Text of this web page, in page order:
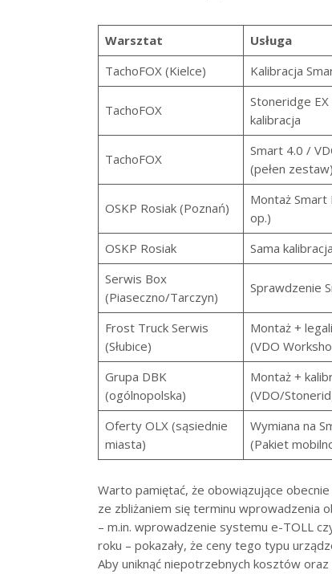
Warsztat Usługa
TachoFOX (Kielce)
Kalibracja
TachoFOX
Stoneridge EX
kalibracja
TachoFOX
Smart 4.0 /
(pełen zestaw)
OSKP Rosiak (Poznań)
Montaż Smart
op.)
OSKP Rosiak Sama
Serwis Box
(Piaseczno/Tarczyn)
Sprawdzenie
Frost Truck Serwis
(Słubice)
Montaż +
(VDO
Grupa DBK
(ogólnopolska)
Montaż +
(VDO/
Oferty OLX (sąsiednie
miasta)
Wymiana na
(Pakiet
Warto pamiętać, że obowiązujące
ze zbliżaniem się terminu wprowadzenia
– m.in. wprowadzenie systemu e-TOLL
roku – pokazały, że ceny tego typu
Aby uniknąć niepotrzebnych kosztów